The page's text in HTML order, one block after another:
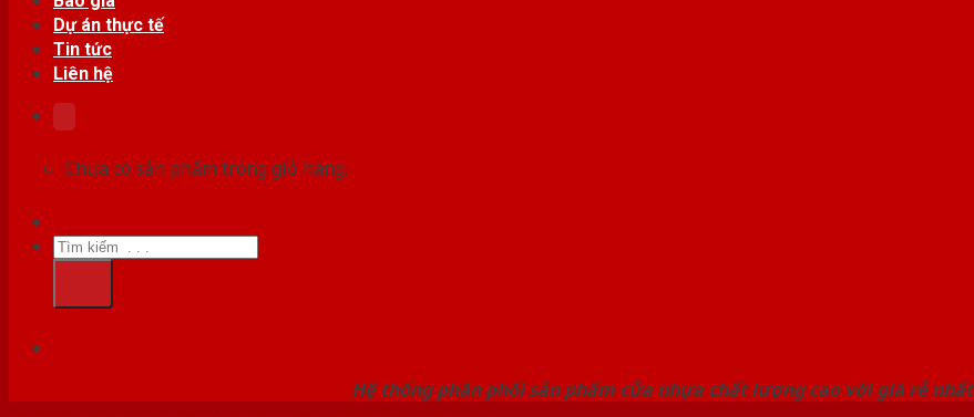
Dự án thực tế
Tin tức
Liên hệ
Chưa có sản phẩm trong giỏ hàng.
Tìm
kiếm:
Hệ thống phân phối sản phẩm cửa nhựa chất lượng cao với giá rẻ nhất